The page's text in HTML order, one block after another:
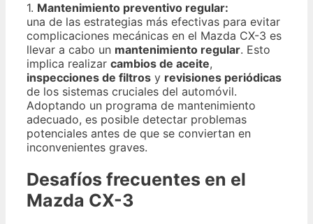
1. Mantenimiento preventivo regular:
una de las estrategias más efectivas para evitar
complicaciones mecánicas en el Mazda CX-3 es
llevar a cabo un mantenimiento regular. Esto
implica realizar cambios de aceite,
inspecciones de filtros y revisiones periódicas
de los sistemas cruciales del automóvil.
Adoptando un programa de mantenimiento
adecuado, es posible detectar problemas
potenciales antes de que se conviertan en
inconvenientes graves.
Desafíos frecuentes en el
Mazda CX-3